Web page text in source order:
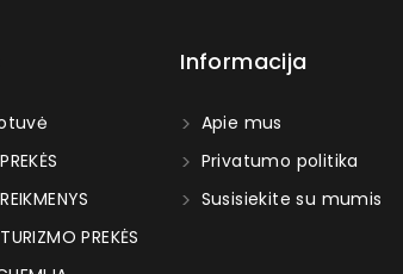
PREKĖS
Informacija
Apie mus
Privatumo politika
Susisiekite su mumis